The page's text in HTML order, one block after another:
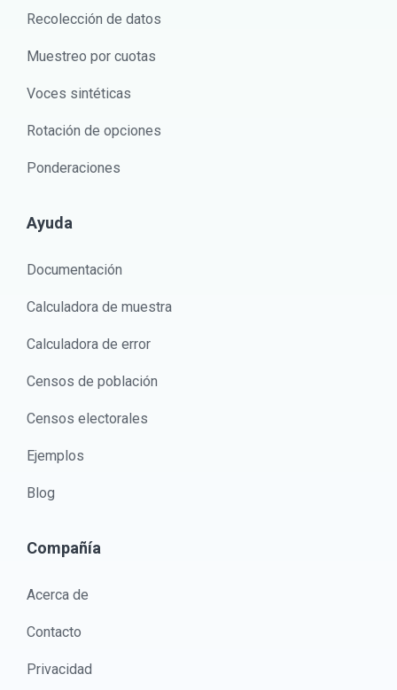
Recolección de datos
Muestreo por cuotas
Voces sintéticas
Rotación de opciones
Ponderaciones
Ayuda
Documentación
Calculadora de muestra
Calculadora de error
Censos de población
Censos electorales
Ejemplos
Blog
Compañía
Acerca de
Contacto
Privacidad